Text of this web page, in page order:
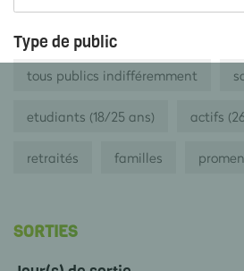
Type de public
tous publics indifféremment
etudiants (18/25 ans) actifs
retraités familles
SORTIES